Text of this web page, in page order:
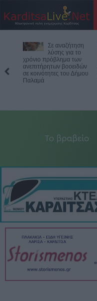
Σε αναζήτηση
λύσης για το
χρόνιο πρόβλημα των
ανεπιτήρητων βοοειδών
σε κοινότητες του Δήμου
Παλαμά